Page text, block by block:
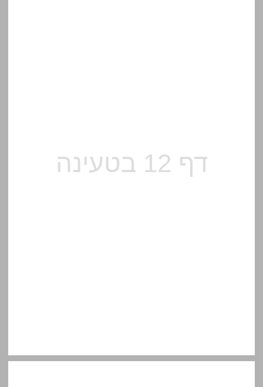
פתח דבר ... 13